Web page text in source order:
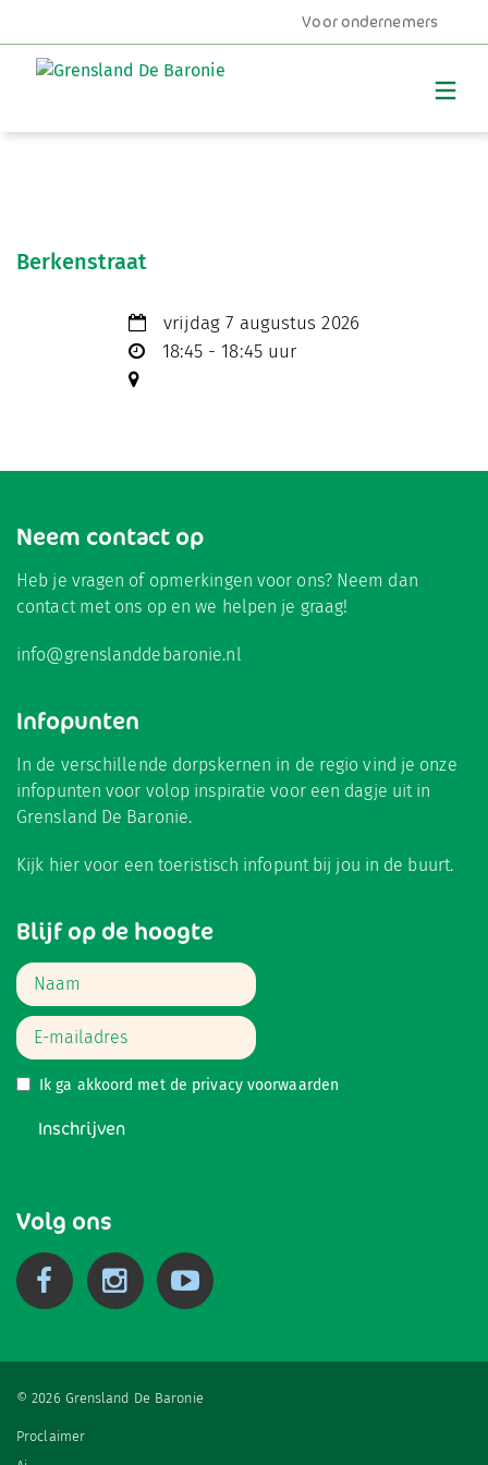
Voor ondernemers
Berkenstraat
vrijdag 7 augustus 2026
18:45 - 18:45 uur
Neem contact op
Heb je vragen of opmerkingen voor ons? Neem dan
contact met ons op en we helpen je graag!
info@grenslanddebaronie.nl
Infopunten
In de verschillende dorpskernen in de regio vind je onze
infopunten voor volop inspiratie voor een dagje uit in
Grensland De Baronie.
Kijk hiervoor een toeristisch infopunt bij jou in de buurt.
Blijf op de hoogte
Ik ga akkoord met de privacy voorwaarden
Inschrijven
Volg ons
© 2026 Grensland De Baronie
Proclaimer